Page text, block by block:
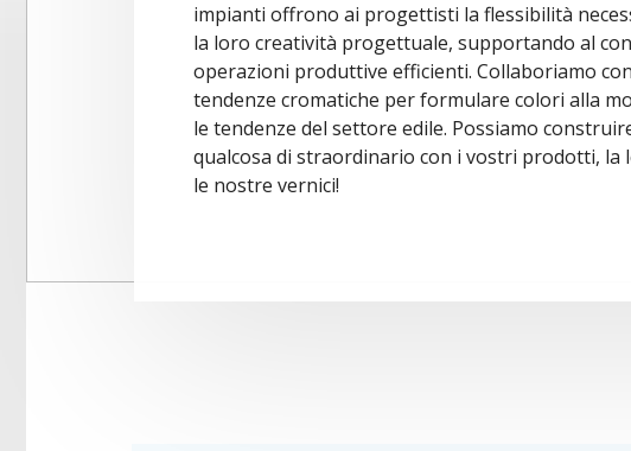
impianti offrono ai progettisti la flessibilità
la loro creatività progettuale, supportando al
operazioni produttive efficienti. Collaboriamo
tendenze cromatiche per formulare colori alla
le tendenze del settore edile. Possiamo
qualcosa di straordinario con i vostri prodotti, la
le nostre vernici!